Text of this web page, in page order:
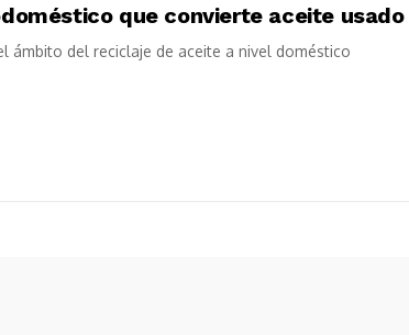
que convierte aceite usado
ámbito del reciclaje de aceite a nivel doméstico